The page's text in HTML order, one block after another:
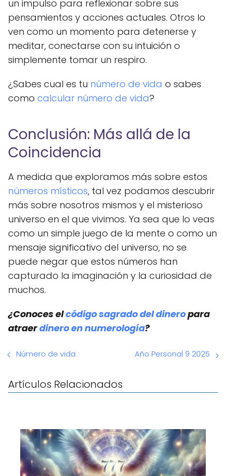
un impulso para reflexionar sobre sus
pensamientos y acciones actuales. Otros lo
ven como un momento para detenerse y
meditar, conectarse con su intuición o
simplemente tomar un respiro.
¿Sabes cual es tu número de vida o sabes
como calcular número de vida?
Conclusión: Más allá de la
Coincidencia
A medida que exploramos más sobre estos
números místicos, tal vez podamos descubrir
más sobre nosotros mismos y el misterioso
universo en el que vivimos. Ya sea que lo veas
como un simple juego de la mente o como un
mensaje significativo del universo, no se
puede negar que estos números han
capturado la imaginación y la curiosidad de
muchos.
¿Conoces elcódigo sagrado del dineropara
atraerdinero en numerología?
Número de vida Año Personal 9 2025
Artículos Relacionados